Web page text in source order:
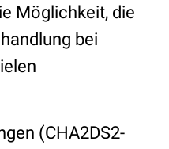
Möglichkeit, die
bei
(CHA2DS2-